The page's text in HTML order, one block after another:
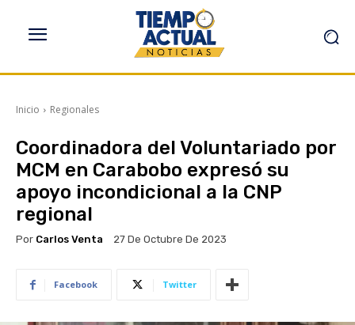
Inicio Regionales
Coordinadora del Voluntariado por
MCM en Carabobo expresó su
apoyo incondicional a la CNP
regional
Por Carlos Venta 27 De Octubre De 2023
Facebook Twitter